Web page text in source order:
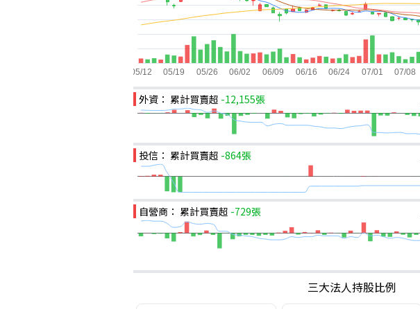
外資： 累計買賣超 -12,155張
投信： 累計買賣超 -864張
自營商： 累計買賣超 -729張
三大法人持股比例